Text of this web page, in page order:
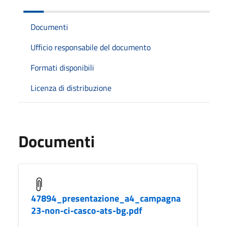
Documenti
Ufficio responsabile del documento
Formati disponibili
Licenza di distribuzione
Documenti
47894_presentazione_a4_campagna
23-non-ci-casco-ats-bg.pdf